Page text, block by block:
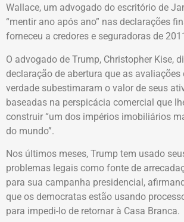
Wallace, um advogado do escritório de
“mentir ano após ano” nas declarações
forneceu a credores e seguradoras de
O advogado de Trump, Christopher Kise,
declaração de abertura que as avaliações
verdade subestimaram o valor de seus
baseadas na perspicácia comercial que
construir “um dos impérios imobiliários
do mundo”.
Nos últimos meses, Trump tem usado
problemas legais como fonte de
para sua campanha presidencial,
que os democratas estão usando
para impedi-lo de retornar à Casa Branca.